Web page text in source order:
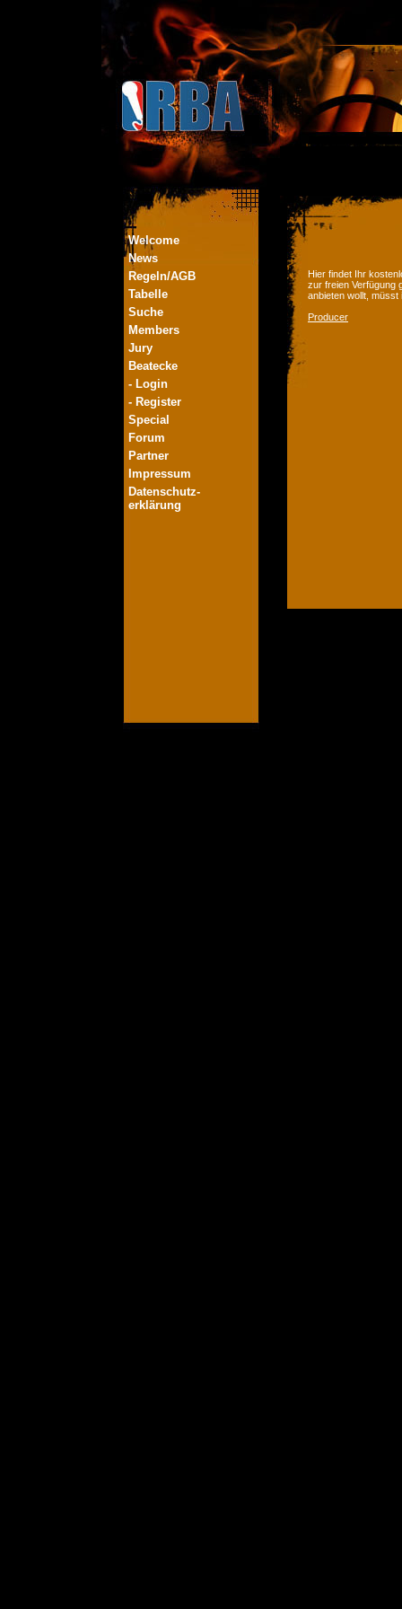
Welcome
News
Regeln/AGB
Tabelle
Suche
Members
Jury
Beatecke
- Login
- Register
Special
Forum
Partner
Impressum
Datenschutz-
erklärung
Hier findet Ihr
zur freien Verfügung
anbieten wollt,
Producer